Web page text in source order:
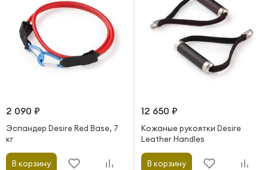
2 090 ₽
Эспандер Desire Red Base, 7
кг
В корзину
12 650 ₽
Кожаные рукоятки Desire
Leather Handles
В корзину